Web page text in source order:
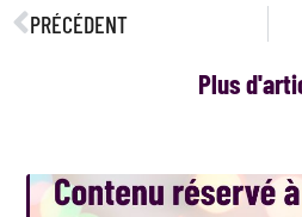
PRÉCÉDENT
Plus